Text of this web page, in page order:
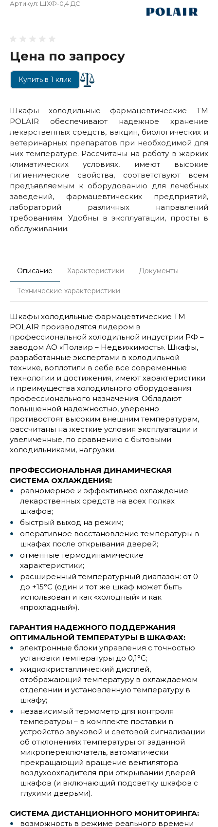
Артикул: ШХФ-0,4 ДС
Цена по запросу
Купить в 1 клик
Шкафы холодильные фармацевтические ТМ
POLAIR обеспечивают надежное хранение
лекарственных средств, вакцин, биологических и
ветеринарных препаратов при необходимой для
них температуре. Рассчитаны на работу в жарких
климатических условиях, имеют высокие
гигиенические свойства, соответствуют всем
предъявляемым к оборудованию для лечебных
заведений, фармацевтических предприятий,
лабораторий различных направлений
требованиям. Удобны в эксплуатации, просты в
обслуживании.
Описание Характеристики Документы
Технические характеристики
Шкафы холодильные фармацевтические ТМ
POLAIR производятся лидером в
профессиональной холодильной индустрии РФ –
заводом АО «Полаир – Недвижимость». Шкафы,
разработанные экспертами в холодильной
технике, воплотили в себе все современные
технологии и достижения, имеют характеристики
и преимущества холодильного оборудования
профессионального назначения. Обладают
повышенной надежностью, уверенно
противостоят высоким внешним температурам,
рассчитаны на жесткие условия эксплуатации и
увеличенные, по сравнению с бытовыми
холодильниками, нагрузки.
ПРОФЕССИОНАЛЬНАЯ ДИНАМИЧЕСКАЯ
СИСТЕМА ОХЛАЖДЕНИЯ:
равномерное и эффективное охлаждение
лекарственных средств на всех полках
шкафов;
быстрый выход на режим;
оперативное восстановление температуры в
шкафах после открывания дверей;
отменные термодинамические
характеристики;
расширенный температурный диапазон: от 0
до +15°С (один и тот же шкаф может быть
использован и как «холодный» и как
«прохладный»).
ГАРАНТИЯ НАДЕЖНОГО ПОДДЕРЖАНИЯ
ОПТИМАЛЬНОЙ ТЕМПЕРАТУРЫ В ШКАФАХ:
электронные блоки управления с точностью
установки температуры до 0,1°С;
жидкокристаллический дисплей,
отображающий температуру в охлаждаемом
отделении и установленную температуру в
шкафу;
независимый термометр для контроля
температуры – в комплекте поставки n
устройство звуковой и световой сигнализации
об отклонениях температуры от заданной
микропереключатель, автоматически
прекращающий вращение вентилятора
воздухоохладителя при открывании дверей
шкафов (и включающий подсветку шкафов с
глухими дверьми).
СИСТЕМА ДИСТАНЦИОННОГО МОНИТОРИНГА:
возможность в режиме реального времени